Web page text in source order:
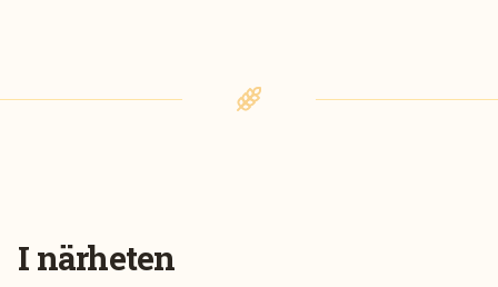
I närheten